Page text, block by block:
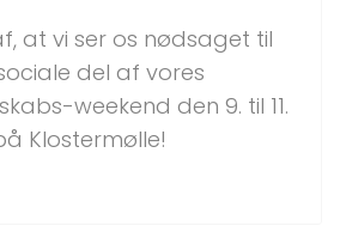
at vi ser os nødsaget til
del af vores
weekend den 9. til 11.
Klostermølle!